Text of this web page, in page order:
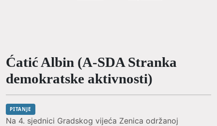
Ćatić Albin (A-SDA Stranka
demokratske aktivnosti)
PITANJE
Na 4. sjednici Gradskog vijeća Zenica održanoj